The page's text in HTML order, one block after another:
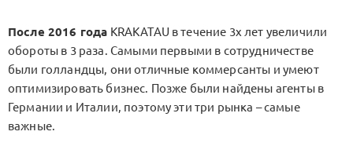
После 2016 года KRAKATAU в течение 3х лет увеличили
обороты в 3 раза. Самыми первыми в сотрудничестве
были голландцы, они отличные коммерсанты и умеют
оптимизировать бизнес. Позже были найдены агенты в
Германии и Италии, поэтому эти три рынка – самые
важные.